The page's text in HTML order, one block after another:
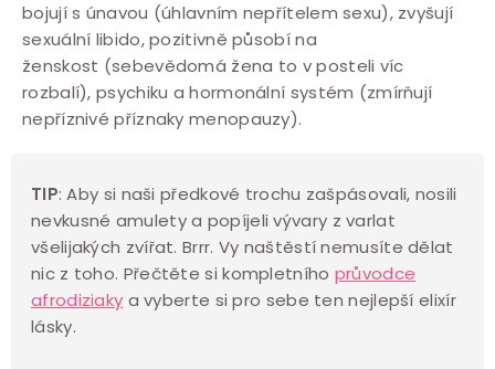
bojují s únavou (úhlavním nepřítelem sexu), zvyšují
sexuální libido, pozitivně působí na
ženskost (sebevědomá žena to v posteli víc
rozbalí), psychiku a hormonální systém (zmírňují
nepříznivé příznaky menopauzy).
TIP:Aby si naši předkové trochu zašpásovali, nosili
nevkusné amulety a popíjeli vývary z varlat
všelijakých zvířat. Brrr. Vy naštěstí nemusíte dělat
nic z toho. Přečtěte si kompletního průvodce
afrodiziaky a vyberte si pro sebe ten nejlepší elixír
lásky.